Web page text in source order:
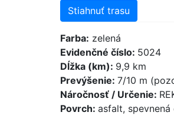
Stiahnuť trasu
Farba: zelená
Evidenčné číslo: 5024
Dĺžka (km): 9,9 km
Prevýšenie: 7/10 m
Náročnosť / Určenie:
Povrch: asfalt,